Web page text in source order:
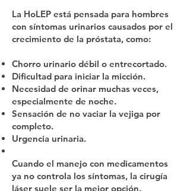
La HoLEP está pensada para hombres
con síntomas urinarios causados por el
crecimiento de la próstata, como:
Chorro urinario débil o entrecortado.
Dificultad para iniciar la micción.
Necesidad de orinar muchas veces,
especialmente de noche.
Sensación de no vaciar la vejiga por
completo.
Urgencia urinaria.
Cuando el manejo con medicamentos
ya no controla los síntomas, la cirugía
láser suele ser la mejor opción.